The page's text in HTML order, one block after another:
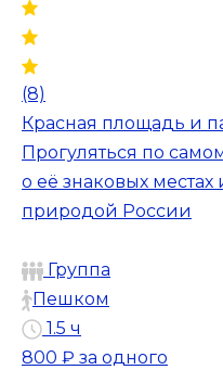
(8)
Красная площадь и
Прогуляться по
о её знаковых местах
природой России
Группа
Пешком
1.5 ч
800 ₽ за одного